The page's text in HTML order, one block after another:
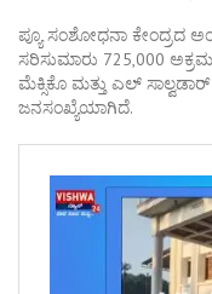
ಪ್ಯೂ ಸಂಶೋಧನಾ ಕೇಂದ್ರದ
ಸರಿಸುಮಾರು 725,000
ಮೆಕ್ಸಿಕೊ ಮತ್ತು ಎಲ್
ಜನಸಂಖ್ಯೆಯಾಗಿದೆ.